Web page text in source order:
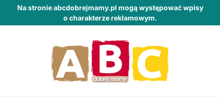
Na stronie abcdobrejmamy.pl mogą występować wpisy
o charakterze reklamowym.